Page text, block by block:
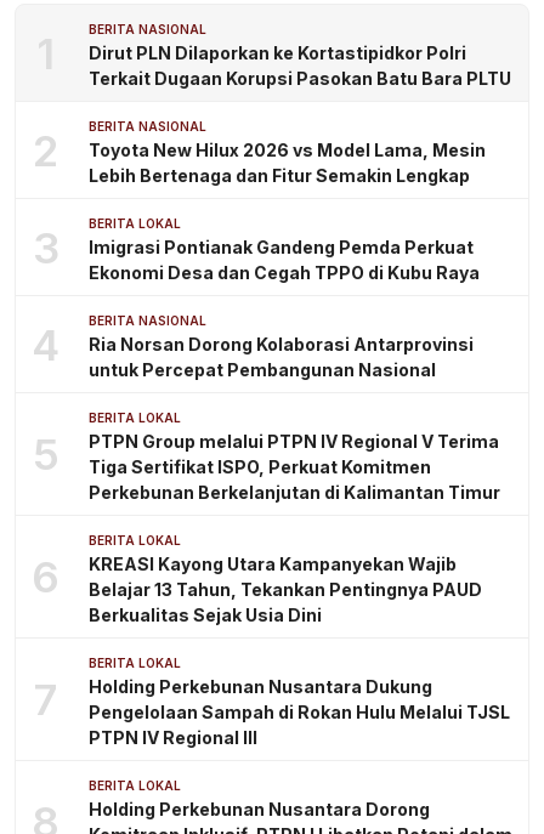
1 BERITA NASIONAL
Dirut PLN Dilaporkan ke Kortastipidkor Polri
Terkait Dugaan Korupsi Pasokan Batu Bara PLTU
2 BERITA NASIONAL
Toyota New Hilux 2026 vs Model Lama, Mesin
Lebih Bertenaga dan Fitur Semakin Lengkap
3 BERITA LOKAL
Imigrasi Pontianak Gandeng Pemda Perkuat
Ekonomi Desa dan Cegah TPPO di Kubu Raya
4 BERITA NASIONAL
Ria Norsan Dorong Kolaborasi Antarprovinsi
untuk Percepat Pembangunan Nasional
5
BERITA LOKAL
PTPN Group melalui PTPN IV Regional V Terima
Tiga Sertifikat ISPO, Perkuat Komitmen
Perkebunan Berkelanjutan di Kalimantan Timur
6
BERITA LOKAL
KREASI Kayong Utara Kampanyekan Wajib
Belajar 13 Tahun, Tekankan Pentingnya PAUD
Berkualitas Sejak Usia Dini
7
BERITA LOKAL
Holding Perkebunan Nusantara Dukung
Pengelolaan Sampah di Rokan Hulu Melalui TJSL
PTPN IV Regional III
8
BERITA LOKAL
Holding Perkebunan Nusantara Dorong